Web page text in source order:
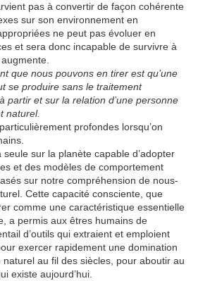
pas à convertir de façon cohérente
sur son environnement en
ne peut pas évoluer en
et sera donc incapable de survivre à
que nous pouvons en tirer est qu’une
se produire sans le traitement
partir et sur la relation d’une personne
naturel.
profondes lorsqu’on
seule sur la planète capable d’adopter
et des modèles de comportement
sur notre compréhension de nous-
Cette capacité consciente, que
comme une caractéristique essentielle
a permis aux êtres humains de
d’outils qui extraient et emploient
exercer rapidement une domination
au fil des siècles, pour aboutir au
existe aujourd’hui.